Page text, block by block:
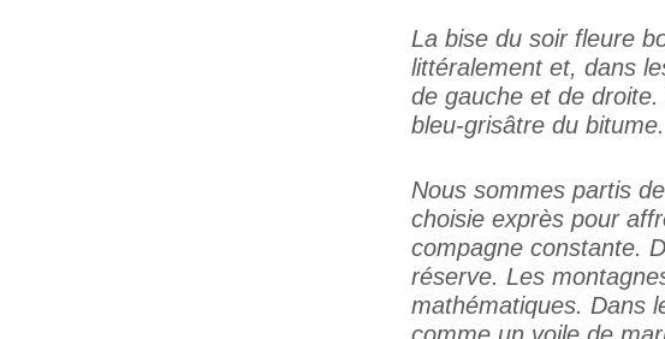
La bise du soir fleure
littéralement et, dans
de gauche et de
bleu-grisâtre du bitume.
Nous sommes partis
choisie exprès pour
compagne constante.
réserve. Les
mathématiques. Dans